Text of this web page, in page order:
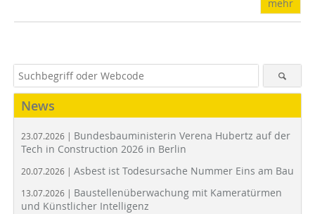
mehr
News
23.07.2026 | Bundesbauministerin Verena Hubertz auf der
Tech in Construction 2026 in Berlin
20.07.2026 | Asbest ist Todesursache Nummer Eins am Bau
13.07.2026 | Baustellenüberwachung mit Kameratürmen
und Künstlicher Intelligenz